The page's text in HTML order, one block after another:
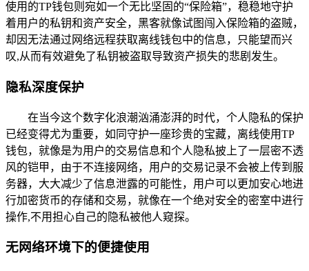
使用的TP钱包则宛如一个无比坚固的“保险箱”，稳稳地守护
着用户的私钥和资产安全，黑客就像试图闯入保险箱的盗贼，
却因无法通过网络远程获取离线钱包中的信息，只能望而兴
叹,从而有效避免了私钥被盗取导致资产损失的悲剧发生。
隐私深度保护
在当今这个数字化浪潮汹涌澎湃的时代，个人隐私的保护
已经变得尤为重要，如同守护一座珍贵的宝藏，离线使用TP
钱包，就像是为用户的交易信息和个人隐私披上了一层密不透
风的铠甲，由于不连接网络，用户的交易记录不会被上传到服
务器，大大减少了信息泄露的可能性，用户可以更加安心地进
行加密货币的存储和交易，就像在一个绝对安全的密室中进行
操作,不用担心自己的隐私被他人窥探。
无网络环境下的便捷使用